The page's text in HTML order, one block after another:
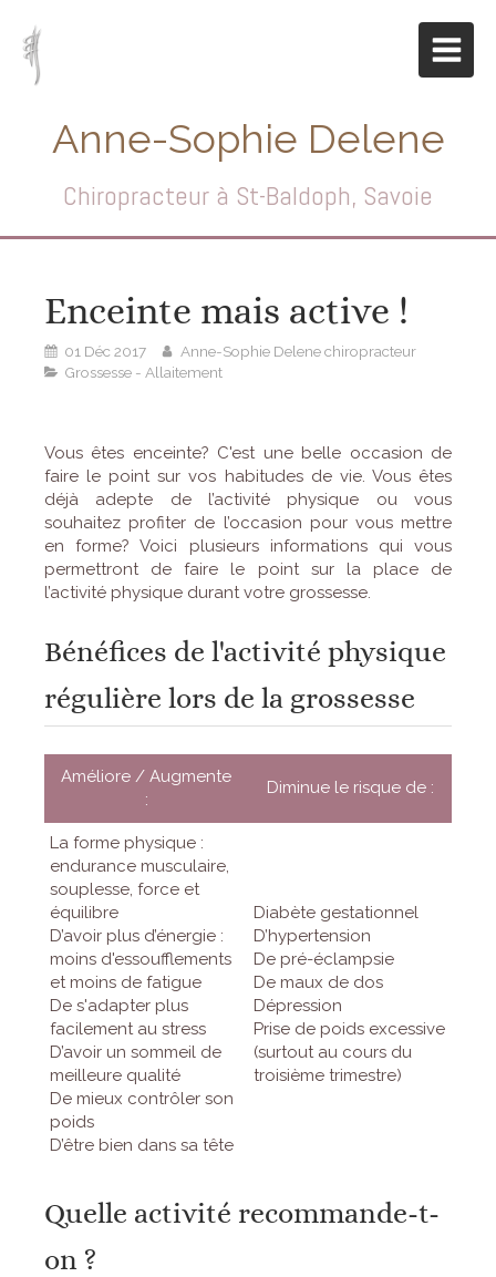
Anne-Sophie Delene
Chiropracteur à St-Baldoph, Savoie
Enceinte mais active !
01 Déc 2017
Anne-Sophie Delene chiropracteur
Grossesse - Allaitement
Vous êtes enceinte? C'est une belle occasion de
faire le point sur vos habitudes de vie. Vous êtes
déjà adepte de l’activité physique ou vous
souhaitez profiter de l’occasion pour vous mettre
en forme? Voici plusieurs informations qui vous
permettront de faire le point sur la place de
l’activité physique durant votre grossesse.
Bénéfices de l'activité physique
régulière lors de la grossesse
Améliore / Augmente
:
Diminue le risque de :
La forme physique :
endurance musculaire,
souplesse, force et
équilibre
D’avoir plus d’énergie :
moins d'essoufflements
et moins de fatigue
De s'adapter plus
facilement au stress
D’avoir un sommeil de
meilleure qualité
De mieux contrôler son
poids
D’être bien dans sa tête
Diabète gestationnel
D’hypertension
De pré-éclampsie
De maux de dos
Dépression
Prise de poids excessive
(surtout au cours du
troisième trimestre)
Quelle activité recommande-t-
on ?